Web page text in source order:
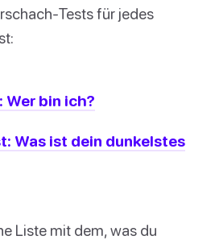
Tests für jedes
bin ich?
Was ist dein dunkelstes
Liste mit dem, was du